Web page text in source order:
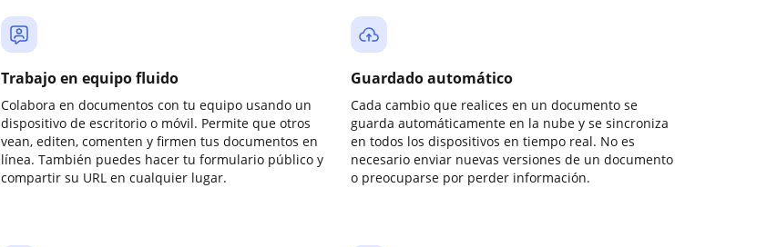
Trabajo en equipo fluido
Colabora en documentos con tu equipo usando un
dispositivo de escritorio o móvil. Permite que otros
vean, editen, comenten y firmen tus documentos en
línea. También puedes hacer tu formulario público y
compartir su URL en cualquier lugar.
Guardado automático
Cada cambio que realices en un documento se
guarda automáticamente en la nube y se sincroniza
en todos los dispositivos en tiempo real. No es
necesario enviar nuevas versiones de un documento
o preocuparse por perder información.